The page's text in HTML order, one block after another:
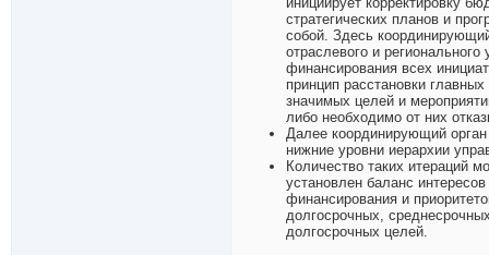
стратегических планов и
собой. Здесь
отраслевого и
финансирования всех
принцип расстановки
значимых целей и
либо необходимо от них
Далее координирующий
нижние уровни иерархии
Количество таких итераций
установлен баланс
финансирования и
долгосрочных,
долгосрочных целей.